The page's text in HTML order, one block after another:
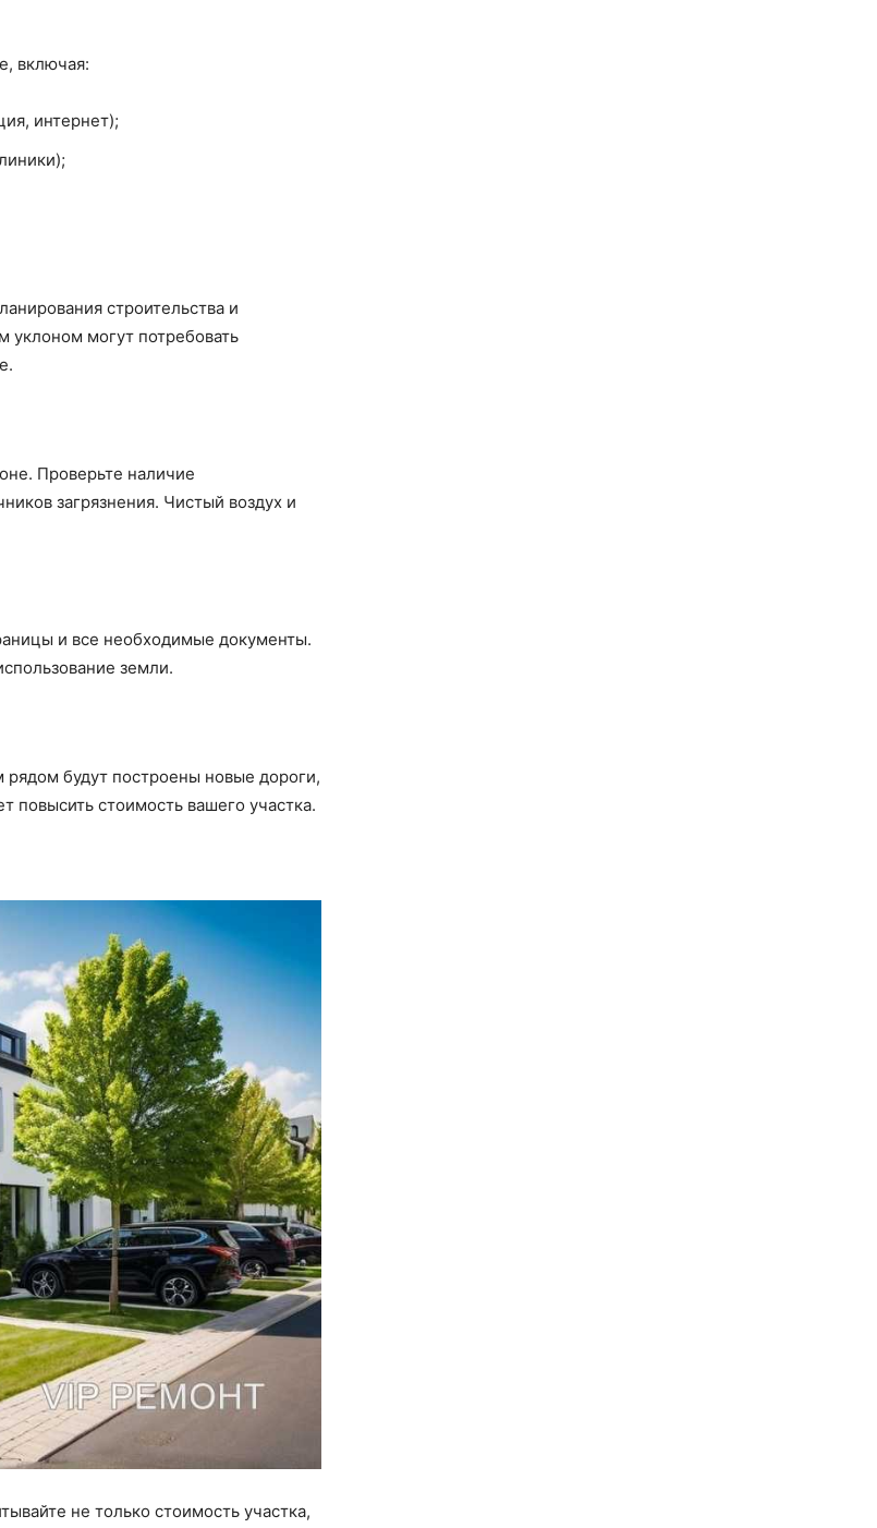
включая:
интернет);
строительства и
уклоном могут потребовать
Проверьте наличие
загрязнения. Чистый воздух и
и все необходимые документы.
земли.
будут построены новые дороги,
повысить стоимость вашего участка.
не только стоимость участка,